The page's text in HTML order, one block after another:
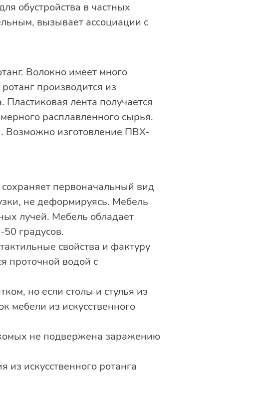
обустройства в частных
вызывает ассоциации с
Волокно имеет много
производится из
лента получается
расплавленного сырья.
Возможно изготовление ПВХ-
первоначальный вид
не деформируясь. Мебель
лучей. Мебель обладает
градусов.
свойства и фактуру
проточной водой с
но если столы и стулья из
мебели из искусственного
не подвержена заражению
из искусственного ротанга